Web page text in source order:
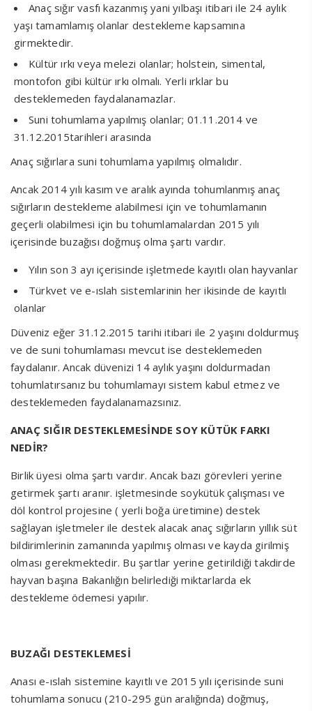
Anaç sığır vasfı kazanmış yani yılbaşı itibari ile 24 aylık
yaşı tamamlamış olanlar destekleme kapsamına
girmektedir.
Kültür ırkı veya melezi olanlar; holstein, simental,
montofon gibi kültür ırkı olmalı. Yerli ırklar bu
desteklemeden faydalanamazlar.
Suni tohumlama yapılmış olanlar; 01.11.2014 ve
31.12.2015tarihleri arasında
Anaç sığırlara suni tohumlama yapılmış olmalıdır.
Ancak 2014 yılı kasım ve aralık ayında tohumlanmış anaç
sığırların destekleme alabilmesi için ve tohumlamanın
geçerli olabilmesi için bu tohumlamalardan 2015 yılı
içerisinde buzağısı doğmuş olma şartı vardır.
Yılın son 3 ayı içerisinde işletmede kayıtlı olan hayvanlar
Türkvet ve e-ıslah sistemlarinin her ikisinde de kayıtlı
olanlar
Düveniz eğer 31.12.2015 tarihi itibari ile 2 yaşını doldurmuş
ve de suni tohumlaması mevcut ise desteklemeden
faydalanır. Ancak düvenizi 14 aylık yaşını doldurmadan
tohumlatırsanız bu tohumlamayı sistem kabul etmez ve
desteklemeden faydalanamazsınız.
ANAÇ SIĞIR DESTEKLEMESİNDE SOY KÜTÜK FARKI
NEDİR?
Birlik üyesi olma şartı vardır. Ancak bazı görevleri yerine
getirmek şartı aranır. işletmesinde soykütük çalışması ve
döl kontrol projesine ( yerli boğa üretimine) destek
sağlayan işletmeler ile destek alacak anaç sığırların yıllık süt
bildirimlerinin zamanında yapılmış olması ve kayda girilmiş
olması gerekmektedir. Bu şartlar yerine getirildiği takdirde
hayvan başına Bakanlığın belirlediği miktarlarda ek
destekleme ödemesi yapılır.
BUZAĞI DESTEKLEMESİ
Anası e-ıslah sistemine kayıtlı ve 2015 yılı içerisinde suni
tohumlama sonucu (210-295 gün aralığında) doğmuş,